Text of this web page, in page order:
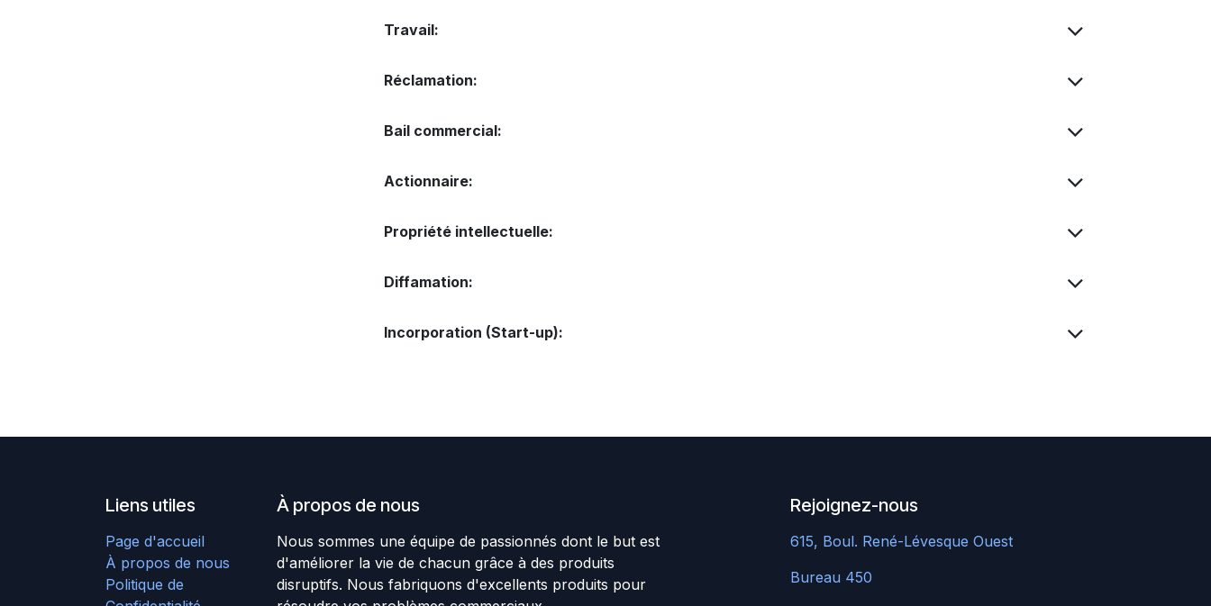
Travail:
Réclamation:
Bail commercial:
Actionnaire:
Propriété intellectuelle:
Diffamation:
Incorporation (Start-up):
Liens utiles
Page d'accueil
À propos de nous
Politique de
À propos de nous
Nous sommes une équipe de passionnés dont le but est
d'améliorer la vie de chacun grâce à des produits
disruptifs. Nous fabriquons d'excellents produits pour
Rejoignez-nous
615, Boul. René-Lévesque Ouest ​
Bureau 450